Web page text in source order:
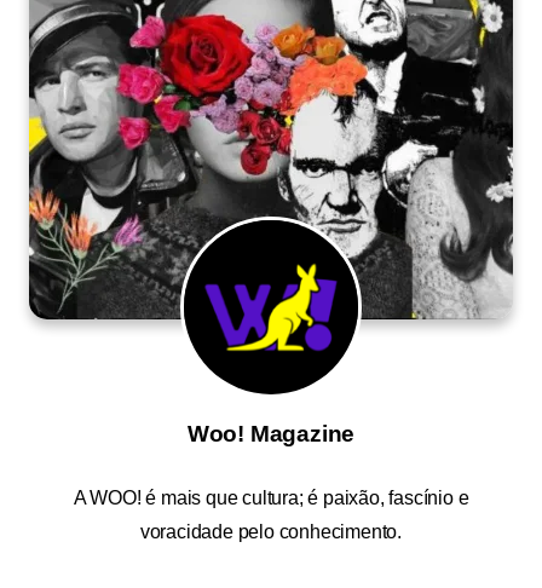
Woo! Magazine
AWOO! é mais que cultura; é paixão, fascínio e
voracidade pelo conhecimento.